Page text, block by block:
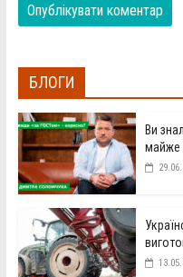
БЛОГИ
Ви
майже